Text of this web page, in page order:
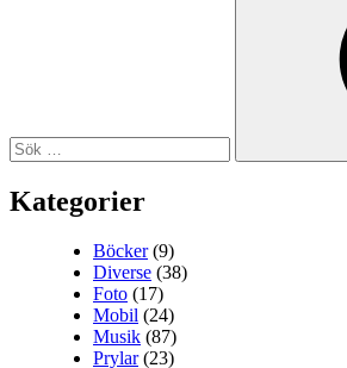
Kategorier
Böcker(9)
Diverse (38)
Foto (17)
Mobil (24)
Musik (87)
Prylar(23)